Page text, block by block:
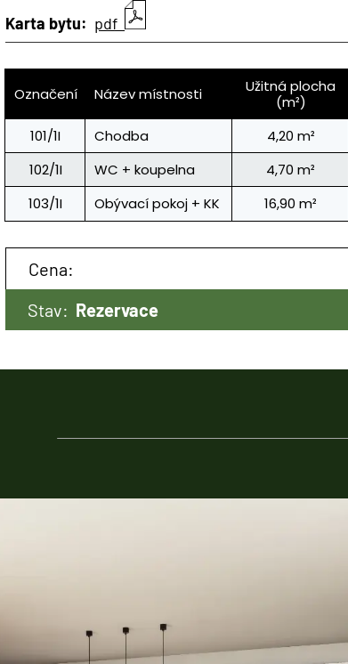
Karta bytu: pdf
Označení Název místnosti
Užitná plocha
(m²)
101/1I
Chodba
4,20 m²
102/1I
WC + koupelna
4,70 m²
103/1I
Obývací pokoj + KK 16,90 m²
Cena:
Stav: Rezervace